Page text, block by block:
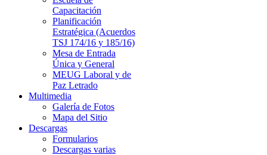
Capacitación
Planificación
Estratégica (Acuerdos
TSJ 174/16 y 185/16)
Mesa de Entrada
Única y General
MEUG Laboral y de
Paz Letrado
Multimedia
Galería de Fotos
Mapa del Sitio
Descargas
Formularios
Descargas varias